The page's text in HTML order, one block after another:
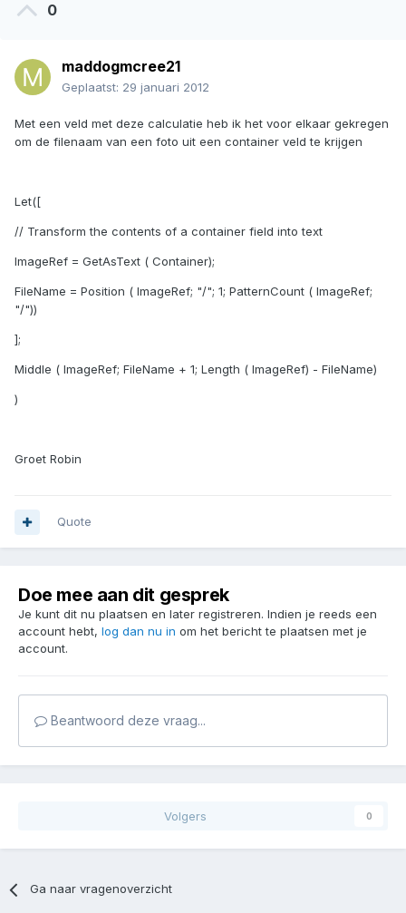
0
maddogmcree21
Geplaatst: 29 januari 2012
Met een veld met deze calculatie heb ik het voor elkaar gekregen
om de filenaam van een foto uit een container veld te krijgen
Let([
// Transform the contents of a container field into text
ImageRef = GetAsText ( Container);
FileName = Position ( ImageRef; "/"; 1; PatternCount ( ImageRef;
"/"))
];
Middle ( ImageRef; FileName + 1; Length ( ImageRef) - FileName)
)
Groet Robin
Quote
Doe mee aan dit gesprek
Je kunt dit nu plaatsen en later registreren. Indien je reeds een
account hebt, log dan nu in om het bericht te plaatsen met je
account.
Beantwoord deze vraag...
Volgers 0
Ga naar vragenoverzicht